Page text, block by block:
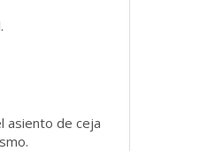
asiento de ceja